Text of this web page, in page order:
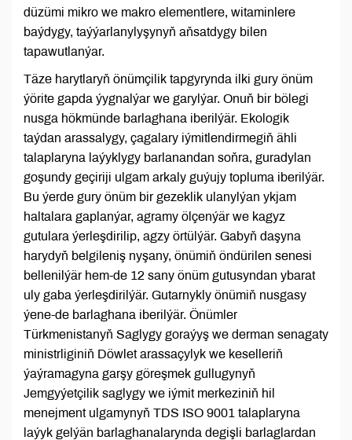
düzümi mikro we makro elementlere, witaminlere
baýdygy, taýýarlanylyşynyň aňsatdygy bilen
tapawutlanýar.
Täze harytlaryň önümçilik tapgyrynda ilki gury önüm
ýörite gapda ýygnalýar we garylýar. Onuň bir bölegi
nusga hökmünde barlaghana iberilýär. Ekologik
taýdan arassalygy, çagalary iýmitlendirmegiň ähli
talaplaryna laýyklygy barlanandan soňra, guradylan
goşundy geçiriji ulgam arkaly guýujy topluma iberilýär.
Bu ýerde gury önüm bir gezeklik ulanylýan ykjam
haltalara gaplanýar, agramy ölçenýär we kagyz
gutulara ýerleşdirilip, agzy örtülýär. Gabyň daşyna
harydyň belgileniş nyşany, önümiň öndürilen senesi
bellenilýär hem-de 12 sany önüm gutusyndan ybarat
uly gaba ýerleşdirilýär. Gutarnykly önümiň nusgasy
ýene-de barlaghana iberilýär. Önümler
Türkmenistanyň Saglygy goraýyş we derman senagaty
ministrliginiň Döwlet arassaçylyk we keselleriň
ýaýramagyna garşy göreşmek gullugynyň
Jemgyýetçilik saglygy we iýmit merkeziniň hil
menejment ulgamynyň TDS ISO 9001 talaplaryna
laýyk gelýän barlaghanalarynda degişli barlaglardan